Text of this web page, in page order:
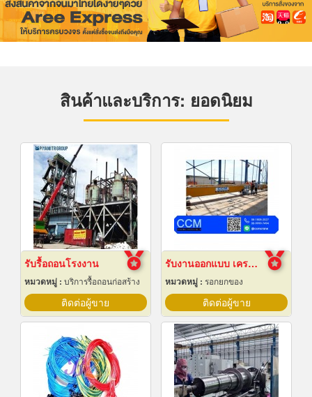
สินค้าและบริการ: ยอดนิยม
รับรื้อถอนโรงงาน
หมวดหมู่ : บริการรื้อถอนก่อสร้าง
ติดต่อผู้ขาย
รับงานออกแบบ เครนโรงงาน
หมวดหมู่ : รอกยกของ
ติดต่อผู้ขาย